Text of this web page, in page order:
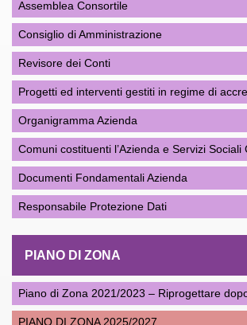
Assemblea Consortile
Consiglio di Amministrazione
Revisore dei Conti
Progetti ed interventi gestiti in regime di
Organigramma Azienda
Comuni costituenti l’Azienda e Servizi Sociali
Documenti Fondamentali Azienda
Responsabile Protezione Dati
PIANO DI ZONA
Piano di Zona 2021/2023 – Riprogettare
PIANO DI ZONA 2025/2027